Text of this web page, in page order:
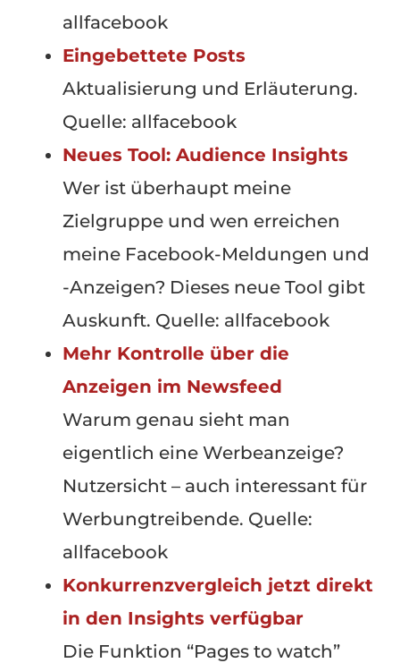
allfacebook
Eingebettete Posts
Aktualisierung und Erläuterung.
Quelle: allfacebook
Neues Tool: Audience Insights
Wer ist überhaupt meine
Zielgruppe und wen erreichen
meine Facebook-Meldungen und
-Anzeigen? Dieses neue Tool gibt
Auskunft. Quelle: allfacebook
Mehr Kontrolle über die
Anzeigen im Newsfeed
Warum genau sieht man
eigentlich eine Werbeanzeige?
Nutzersicht – auch interessant für
Werbungtreibende. Quelle:
allfacebook
Konkurrenzvergleich jetzt direkt
in den Insights verfügbar
Die Funktion “Pages to watch”